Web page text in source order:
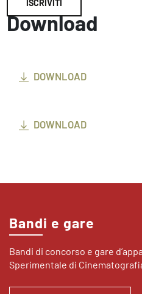
ISCRIVITI
Download
DOWNLOAD
DOWNLOAD
Bandi e gare
Bandi di concorso e gare
Sperimentale di